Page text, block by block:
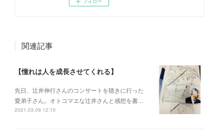
関連記事
【憧れは人を成長させてくれる】
先日、辻井伸行さんのコンサートを 聴きに行った
愛弟子さん。 オトコマエな辻井さんと 感想を書…
2021.03.09 12:10